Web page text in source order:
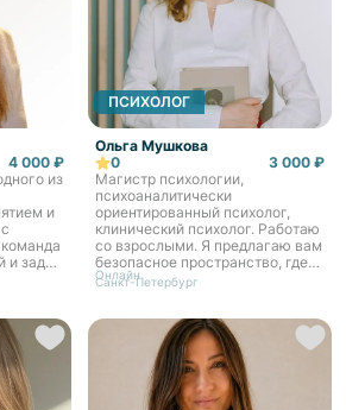
4 000 ₽
из
и
задач
ПСИХОЛОГ
Ольга Мушкова
0
3 000 ₽
Магистр психологии,
психоаналитически
ориентированный психолог,
клинический психолог. Работаю
со взрослыми. Я предлагаю вам
безопасное пространство, где
мы сможем найти источник
желаемым измене...
Онлайн
Санкт-Петербург